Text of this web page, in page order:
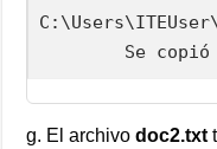
Se copió
g. El archivodoc2.txt